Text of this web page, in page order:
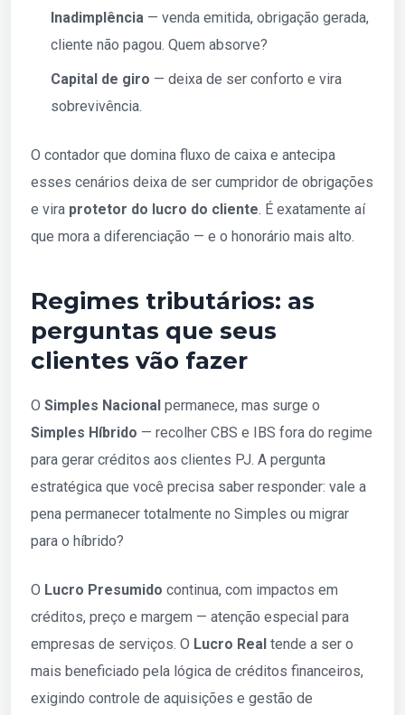
Inadimplência — venda emitida, obrigação gerada,
cliente não pagou. Quem absorve?
Capital de giro — deixa de ser conforto e vira
sobrevivência.
O contador que domina fluxo de caixa e antecipa
esses cenários deixa de ser cumpridor de obrigações
e vira protetor do lucro do cliente. É exatamente aí
que mora a diferenciação — e o honorário mais alto.
Regimes tributários: as
perguntas que seus
clientes vão fazer
O Simples Nacional permanece, mas surge o
Simples Híbrido — recolher CBS e IBS fora do regime
para gerar créditos aos clientes PJ. A pergunta
estratégica que você precisa saber responder: vale a
pena permanecer totalmente no Simples ou migrar
para o híbrido?
O Lucro Presumido continua, com impactos em
créditos, preço e margem — atenção especial para
empresas de serviços. O Lucro Real tende a ser o
mais beneficiado pela lógica de créditos financeiros,
exigindo controle de aquisições e gestão de